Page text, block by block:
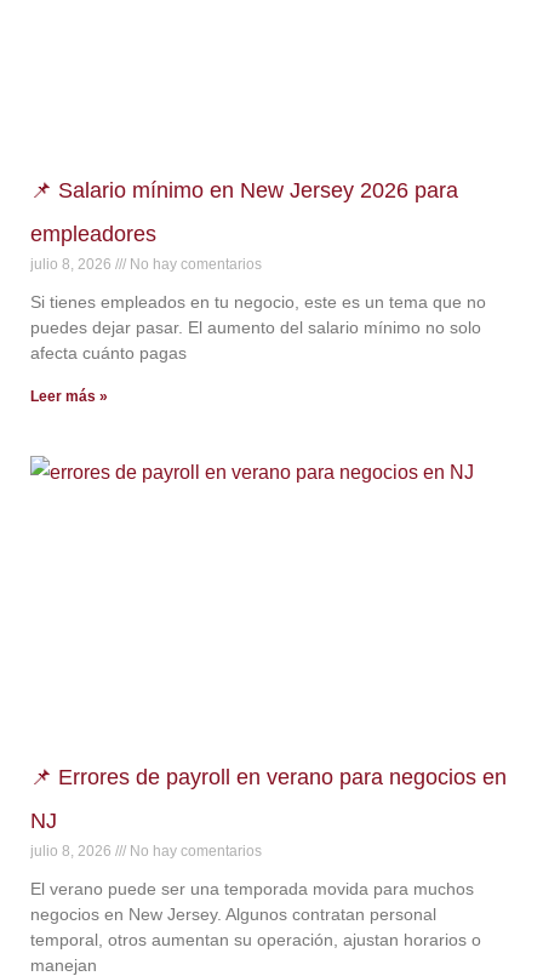
📌 Salario mínimo en New Jersey 2026 para
empleadores
julio 8, 2026 No hay comentarios
Si tienes empleados en tu negocio, este es un tema que no
puedes dejar pasar. El aumento del salario mínimo no solo
afecta cuánto pagas
Leer más »
📌 Errores de payroll en verano para negocios en
NJ
julio 8, 2026 No hay comentarios
El verano puede ser una temporada movida para muchos
negocios en New Jersey. Algunos contratan personal
temporal, otros aumentan su operación, ajustan horarios o
manejan